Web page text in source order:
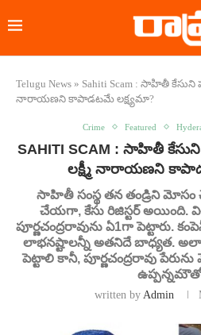
Telugu News » Sahiti Scam : సాహితీ కేసుని
నారాయణని కాపాడటమే లక్ష్యమా?
Crime Featured
SAHITI SCAM : సాహితీ
లక్ష్మీ నారాయణని
సాహితీ సంస్థ తన తండ్రిని మోసం
చేయగా, కేసు రిజిస్టర్ అయింది.
పూర్ణచంద్రరావును ఏ1గా పెట్టారు.
లాభనష్టాలన్నీ అతనిదే బాధ్యత.
పెట్టాలి కానీ, పూర్ణచంద్రరావు
written by Admin